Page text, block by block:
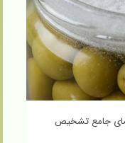
جامع تشخیص